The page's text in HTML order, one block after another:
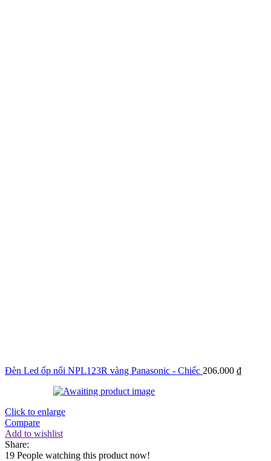
Đèn Led ốp nổi NPL123R vàng Panasonic - Chiếc 206.000 ₫
Click to enlarge
Compare
Add to wishlist
Share:
19 People watching this product now!